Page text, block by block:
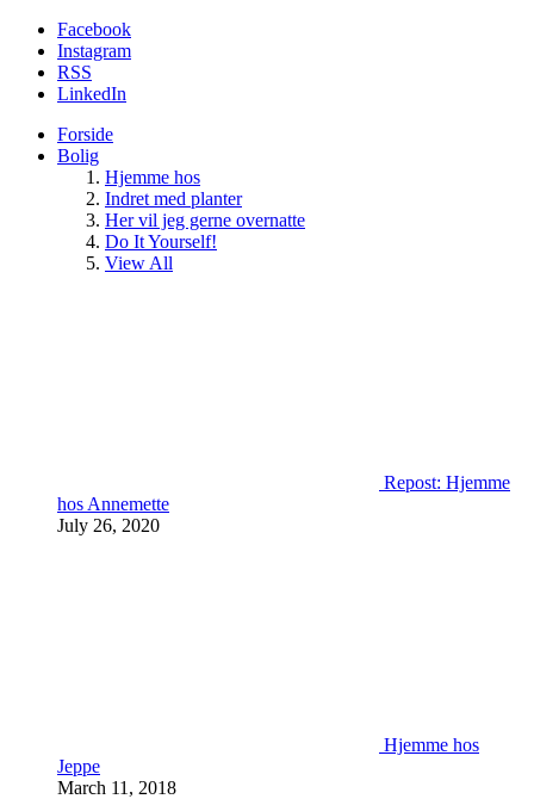
Facebook
Instagram
RSS
LinkedIn
Forside
Bolig
Hjemme hos
Indret med planter
Her vil jeg gerne overnatte
Do It Yourself!
View All
Repost: Hjemme
hos Annemette
July 26, 2020
Hjemme hos
Jeppe
March 11, 2018